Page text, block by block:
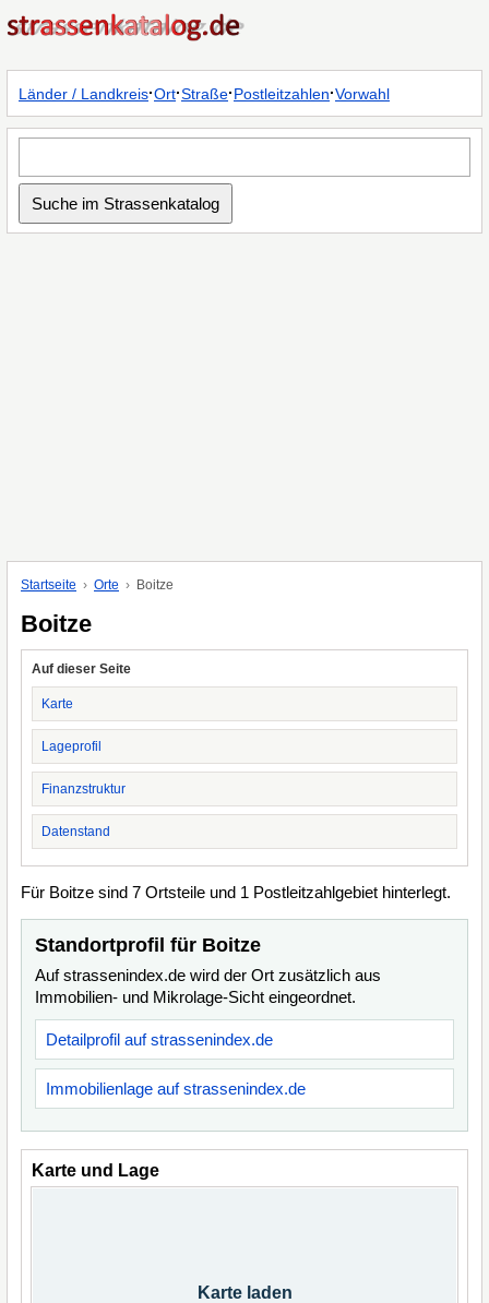
Länder / Landkreis·Ort·Straße·Postleitzahlen·Vorwahl
Startseite Orte Boitze
Boitze
Auf dieser Seite
Karte
Lageprofil
Finanzstruktur
Datenstand
Für Boitze sind 7 Ortsteile und 1 Postleitzahlgebiet hinterlegt.
Standortprofil für Boitze
Auf strassenindex.de wird der Ort zusätzlich aus
Immobilien- und Mikrolage-Sicht eingeordnet.
Detailprofil auf strassenindex.de
Immobilienlage auf strassenindex.de
Karte und Lage
Karte laden